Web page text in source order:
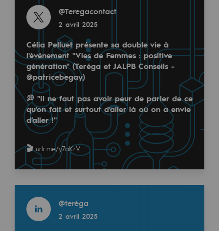
Gaz renouvelables et procédés durables
Gaz renouvelables et procédés
Pyrogazéification et gazéification
Méthanation
Captage de CO2
Nouveaux usages
Concertations CH4, H2 et CO2
Espace pédagogique
Espace pédagogique
2050 : un monde d’énergies
Objectif Hydrogène
CCUS Objectif Zéro CO2
@Teregacontact
2 avril 2025
Célia Pelluet présente sa double vie à
l'événement "Vies de Femmes : positive
génération" (Teréga et JALPB Conseils -
@patricebegay)
💭 "Il ne faut pas avoir peur de parler de ce
qu’on fait et surtout d'aller là où on a envie
d’aller !"
🎬urlr.me/y7aKrV
@teréga
2 avril 2025